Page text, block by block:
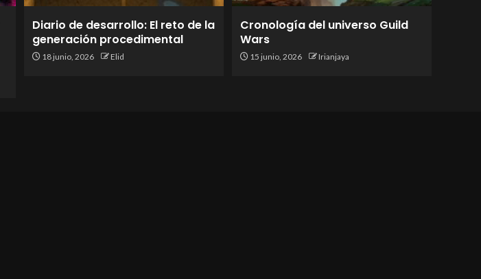
Diario de desarrollo: El reto de la
generación procedimental
18 junio, 2026 Elid
Cronología del universo Guild
Wars
15 junio, 2026 Irianjaya